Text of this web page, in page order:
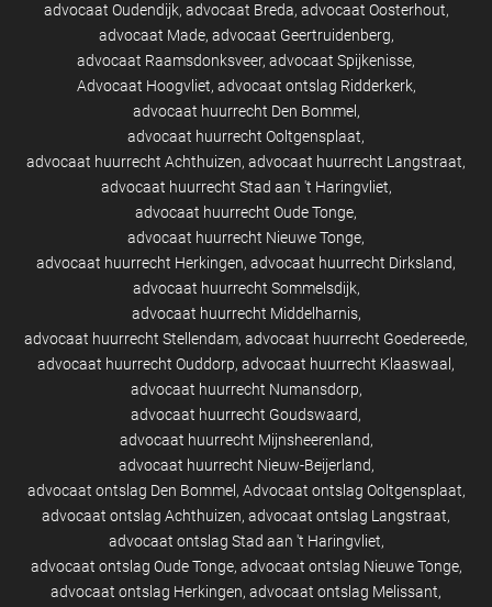
advocaat Oudendijk advocaat Breda advocaat Oosterhout
advocaat Made advocaat Geertruidenberg
advocaat Raamsdonksveer advocaat Spijkenisse
Advocaat Hoogvliet advocaat ontslag Ridderkerk
advocaat huurrecht Den Bommel
advocaat huurrecht Ooltgensplaat
advocaat huurrecht Achthuizen advocaat huurrecht Langstraat
advocaat huurrecht Stad aan 't Haringvliet
advocaat huurrecht Oude Tonge
advocaat huurrecht Nieuwe Tonge
advocaat huurrecht Herkingen advocaat huurrecht Dirksland
advocaat huurrecht Sommelsdijk
advocaat huurrecht Middelharnis
advocaat huurrecht Stellendam advocaat huurrecht Goedereede
advocaat huurrecht Ouddorp advocaat huurrecht Klaaswaal
advocaat huurrecht Numansdorp
advocaat huurrecht Goudswaard
advocaat huurrecht Mijnsheerenland
advocaat huurrecht Nieuw-Beijerland
advocaat ontslag Den Bommel Advocaat ontslag Ooltgensplaat
advocaat ontslag Achthuizen advocaat ontslag Langstraat
advocaat ontslag Stad aan 't Haringvliet
advocaat ontslag Oude Tonge advocaat ontslag Nieuwe Tonge
advocaat ontslag Herkingen advocaat ontslag Melissant